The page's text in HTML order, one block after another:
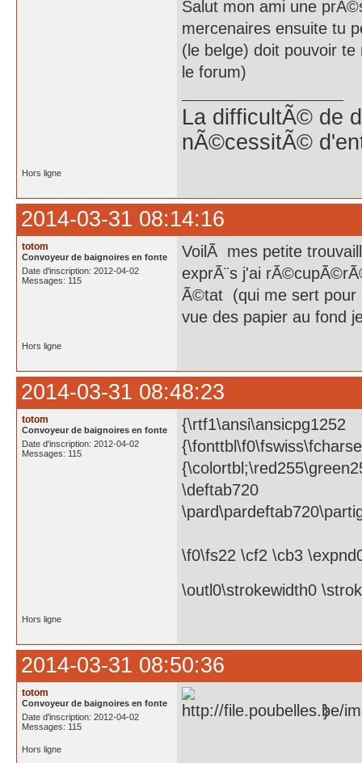
Salut mon ami une
mercenaires ensuite tu
(le belge) doit pouvoir
le forum)
La difficultÃ© de
nÃ©cessitÃ©
Hors ligne
2014-03-31 08:14:16
totom
Convoyeur de baignoires en fonte
Date d'inscription: 2012-04-02
Messages: 115
VoilÃ mes petite
exprÃ¨s j'ai
Ã©tat (qui me sert pour
vue des papier au fond
Hors ligne
2014-03-31 08:48:23
totom
Convoyeur de baignoires en fonte
Date d'inscription: 2012-04-02
Messages: 115
{\rtf1\ansi\ansicpg1252
\deftab720
\f0\fs22 \cf2 \cb3
\outl0\strokewidth0
Hors ligne
2014-03-31 08:50:36
totom
Convoyeur de baignoires en fonte
Date d'inscription: 2012-04-02
Messages: 115
}
Hors ligne